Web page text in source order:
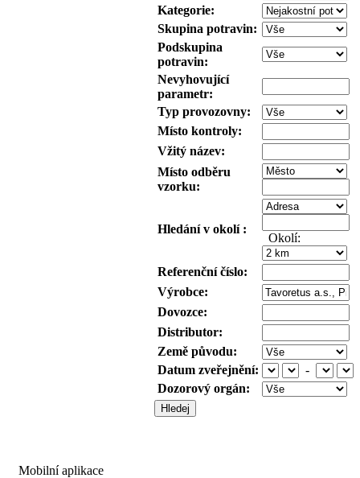
Kategorie:
Skupina potravin:
Podskupina
potravin:
Nevyhovující
parametr:
Typ provozovny:
Místo kontroly:
Vžitý název:
Místo odběru
vzorku:
Hledání v okolí :
Okolí:
Referenční číslo:
Výrobce:
Dovozce:
Distributor:
Země původu:
Datum zveřejnění:
-
Dozorový orgán:
Mobilní aplikace